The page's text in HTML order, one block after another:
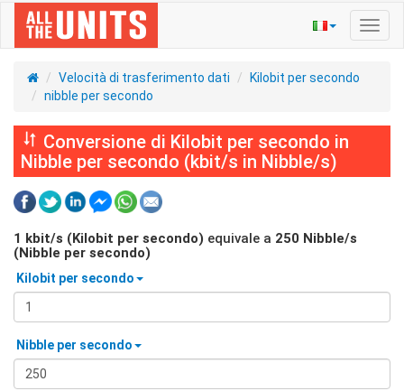
Velocità di trasferimento dati
Kilobit per secondo
nibble per secondo
Conversione di Kilobit per secondo in
Nibble per secondo (kbit/s in Nibble/s)
1 kbit/s (Kilobit per secondo) equivale a 250 Nibble/s
(Nibble per secondo)
Kilobit per secondo
Nibble per secondo